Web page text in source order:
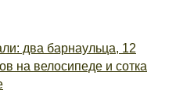
два барнаульца, 12
на велосипеде и сотка